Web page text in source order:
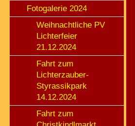
Fotogalerie 2024
Weihnachtliche PV
Lichterfeier
21.12.2024
Fahrt zum
Lichterzauber-
Styrassikpark
14.12.2024
Fahrt zum